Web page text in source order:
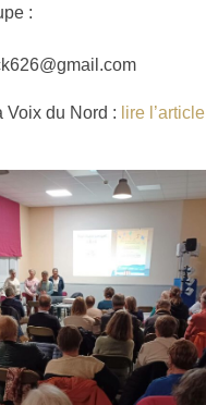
:
Voix du Nord : lire l’article